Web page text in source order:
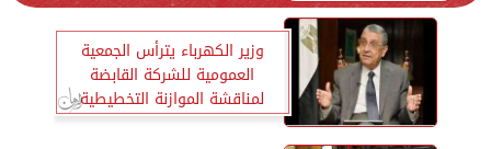
وزير الكهرباء يترأس الجمعية
العمومية للشركة القابضة
لمناقشة الموازنة التخطيطية